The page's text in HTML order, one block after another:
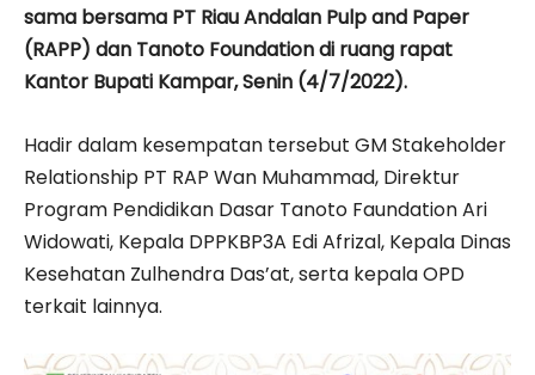
sama bersama PT Riau Andalan Pulp and Paper
(RAPP) dan Tanoto Foundation di ruang rapat
Kantor Bupati Kampar, Senin (4/7/2022).
Hadir dalam kesempatan tersebut GM Stakeholder
Relationship PT RAP Wan Muhammad, Direktur
Program Pendidikan Dasar Tanoto Faundation Ari
Widowati, Kepala DPPKBP3A Edi Afrizal, Kepala Dinas
Kesehatan Zulhendra Das’at, serta kepala OPD
terkait lainnya.